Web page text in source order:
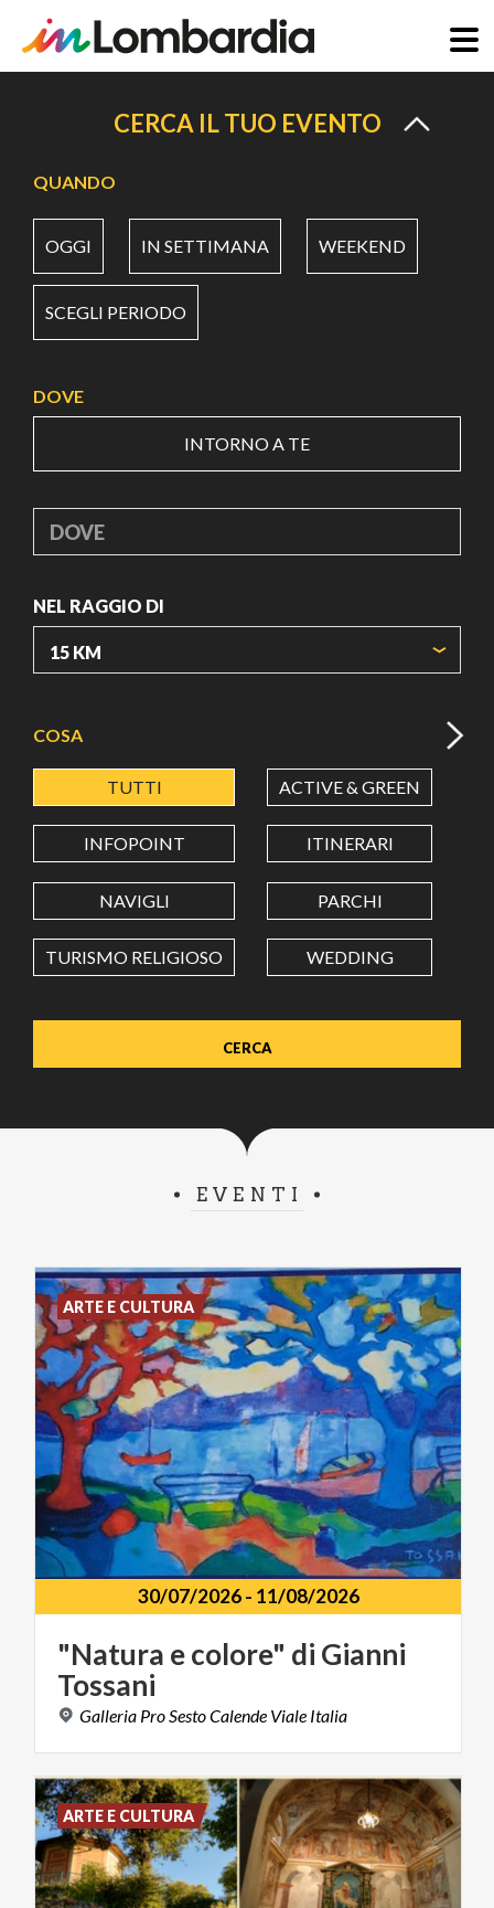
principale
CERCA IL TUO EVENTO
QUANDO
OGGI IN SETTIMANA WEEKEND
SCEGLI PERIODO
DOVE
INTORNO A TE
DOVE
NEL RAGGIO DI
LATITUDINE
LONGITUDINE
Value in decimal degrees. Use dot (.) as decimal separator.
COSA
TUTTI ACTIVE & GREEN
INFOPOINT ITINERARI
NAVIGLI PARCHI
TURISMO RELIGIOSO WEDDING
EVENTI
30/07/2026- 11/08/2026
"Natura ecolore" di Gianni
Tossani
Galleria ProSestoCalende Viale Italia
ARTE E CULTURA
ARTE E CULTURA